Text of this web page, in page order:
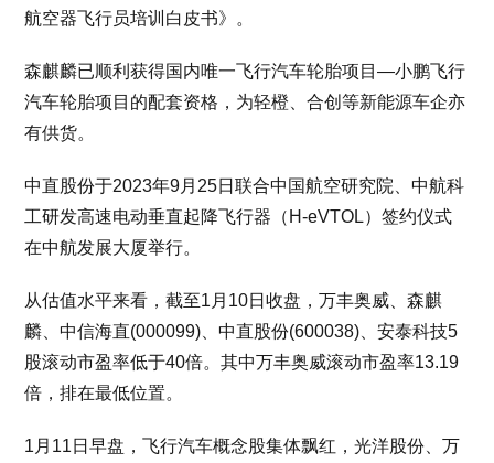
航空器飞行员培训白皮书》。
森麒麟已顺利获得国内唯一飞行汽车轮胎项目—小鹏飞行
汽车轮胎项目的配套资格，为轻橙、合创等新能源车企亦
有供货。
中直股份于2023年9月25日联合中国航空研究院、中航科
工研发高速电动垂直起降飞行器（H-eVTOL）签约仪式
在中航发展大厦举行。
从估值水平来看，截至1月10日收盘，万丰奥威、森麒
麟、中信海直(000099)、中直股份(600038)、安泰科技5
股滚动市盈率低于40倍。其中万丰奥威滚动市盈率13.19
倍，排在最低位置。
1月11日早盘，飞行汽车概念股集体飘红，光洋股份、万